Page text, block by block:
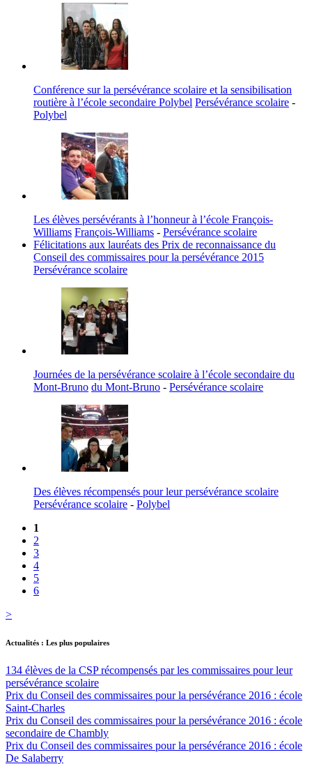
Conférence sur la persévérance scolaire et la sensibilisation
routière à l’école secondaire Polybel Persévérance scolaire -
Polybel
Les élèves persévérants à l’honneur à l’école François-
Williams François-Williams - Persévérance scolaire
Félicitations aux lauréats des Prix de reconnaissance du
Conseil des commissaires pour la persévérance 2015
Persévérance scolaire
Journées de la persévérance scolaire à l’école secondaire du
Mont-Bruno du Mont-Bruno - Persévérance scolaire
Des élèves récompensés pour leur persévérance scolaire
Persévérance scolaire - Polybel
1
2
3
4
5
6
>
Actualités : Les plus populaires
134 élèves de la CSP récompensés par les commissaires pour leur
persévérance scolaire
Prix du Conseil des commissaires pour la persévérance 2016 : école
Saint-Charles
Prix du Conseil des commissaires pour la persévérance 2016 : école
secondaire de Chambly
Prix du Conseil des commissaires pour la persévérance 2016 : école
De Salaberry